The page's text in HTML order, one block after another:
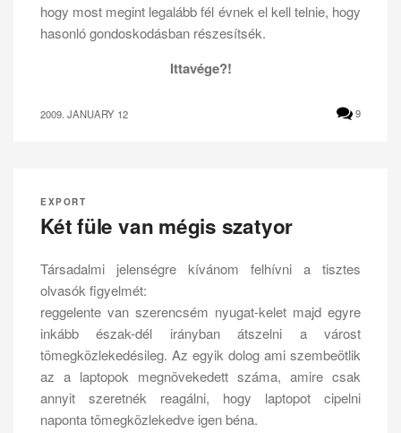
hogy most megint legalább fél évnek el kell telnie, hogy
hasonló gondoskodásban részesítsék.
Ittavége?!
2009. JANUARY 12 9
EXPORT
Két füle van mégis szatyor
Társadalmi jelenségre kívánom felhívni a tisztes
olvasók figyelmét:
reggelente van szerencsém nyugat-kelet majd egyre
inkább észak-dél irányban átszelni a várost
tömegközlekedésileg. Az egyik dolog ami szembeötlik
az a laptopok megnövekedett száma, amire csak
annyit szeretnék reagálni, hogy laptopot cipelni
naponta tömegközlekedve igen béna.